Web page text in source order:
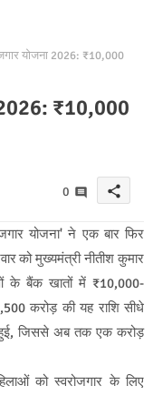
योजना 2026: ₹10,000
2026: ₹10,000
0 share
योजना' ने एक बार फिर
को मुख्यमंत्री नीतीश कुमार
के बैंक खातों में ₹10,000-
करोड़ की यह राशि सीधे
हुई, जिससे अब तक एक करोड़
को स्वरोजगार के लिए